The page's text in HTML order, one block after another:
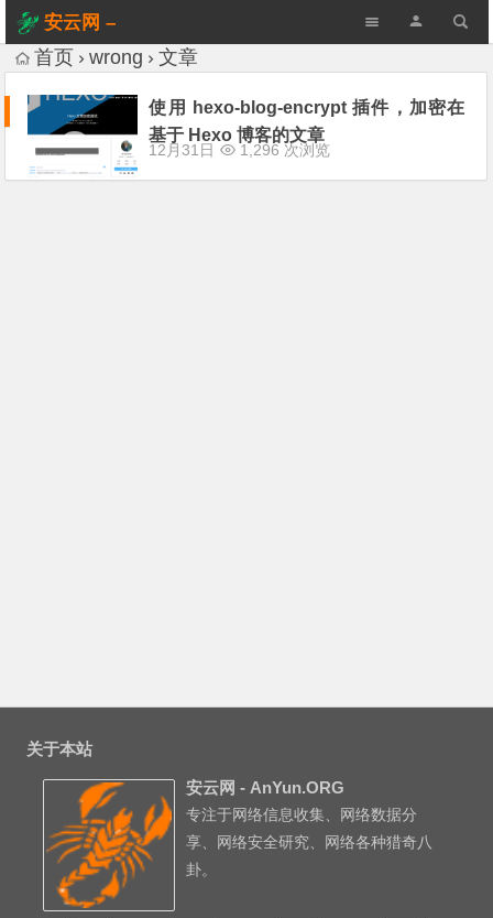
安云网 –
AnYun.ORG
首页 wrong 文章
使用 hexo-blog-encrypt 插件，加密在
基于 Hexo 博客的文章
12月31日 1,296 次浏览
关于本站
安云网 - AnYun.ORG
专注于网络信息收集、网络数据分
享、网络安全研究、网络各种猎奇八
卦。